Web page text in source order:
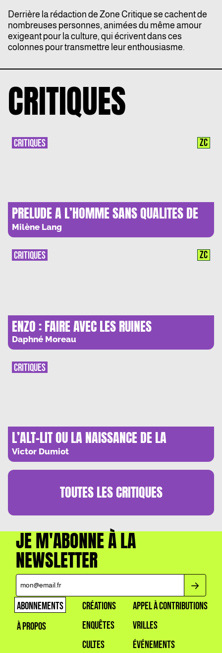
Derrière la rédaction de Zone Critique se cachent de
nombreuses personnes, animées du même amour
exigeant pour la culture, qui écrivent dans ces
colonnes pour transmettre leur enthousiasme.
CRITIQUES
PRELUDE A L’HOMME SANS QUALITES DE
JULIEN VELLA : MUSIL, NIETZSCHE ET LA
VOLONTE DE THEATRE
Milène Lang
CRITIQUES ZC
ENZO : FAIRE AVEC LES RUINES
Daphné Moreau
CRITIQUES ZC
L’ALT-LIT OU LA NAISSANCE DE LA
LITTERATURE CONTEMPORAINE
Victor Dumiot
CRITIQUES
TOUTES LESCRITIQUES
JE M'ABONNE À LA
NEWSLETTER
ABONNEMENTS
À PROPOS
CRÉATIONS
ENQUÊTES
CULTES
APPEL À CONTRIBUTIONS
VRILLES
ÉVÉNEMENTS